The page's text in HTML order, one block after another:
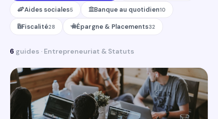
Aides sociales5 Banque au quotidien10
Fiscalité28 Épargne & Placements32
6 guides · Entrepreneuriat & Statuts